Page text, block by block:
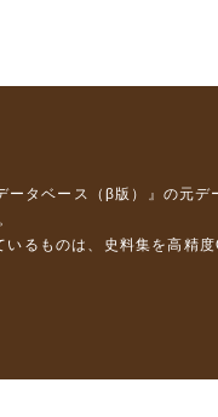
タベース（β版）』 の元デ
るものは、史料集を高精